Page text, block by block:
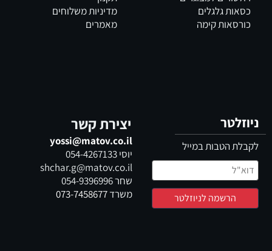
כסאות גלגלים
כורסאות קימה
מדיניות משלוחים
מאמרים
ניוזלטר
לקבלת הטבות במייל
יצירת קשר
yossi@matov.co.il
יוסי054-4267133
shchar.g@matov.co.il
שחר054-9396996
משרד073-7458677